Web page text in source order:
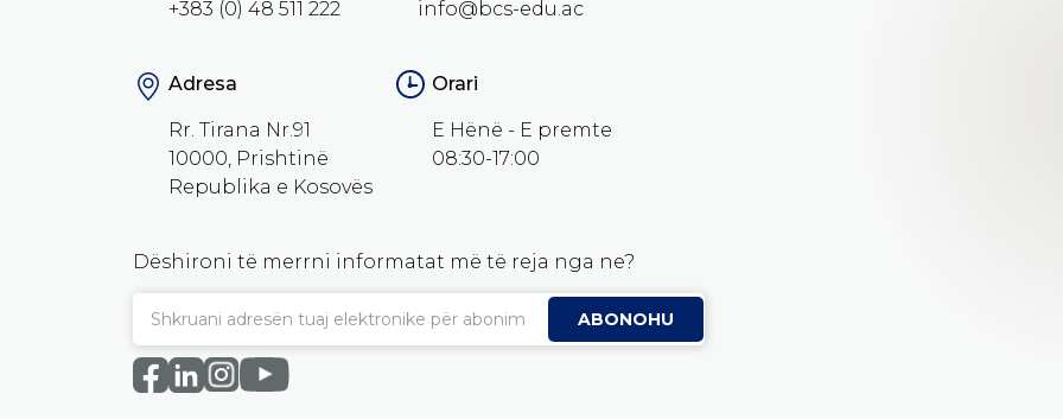
+383 (0) 48 511 222 info@bcs-edu.ac
Adresa
Rr. Tirana Nr.91
10000, Prishtinë
Republika e Kosovës
Orari
E Hënë - E premte
08:30-17:00
Dëshironi të merrni informatat më të reja nga ne?